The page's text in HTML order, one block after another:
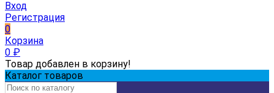
Вход
Регистрация
0
Корзина
0 ₽
Товар добавлен в корзину!
Каталог товаров